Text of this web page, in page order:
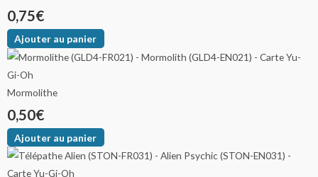
0,75€
Ajouter au panier
Mormolithe
0,50€
Ajouter au panier